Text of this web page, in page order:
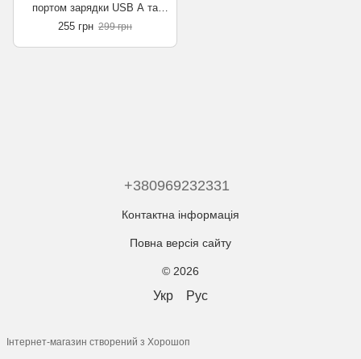
портом зарядки USB А та
USB type C
255 грн 299 грн
+380969232331
Контактна інформація
Повна версія сайту
© 2026
Укр Рус
Інтернет-магазин створений з Хорошоп